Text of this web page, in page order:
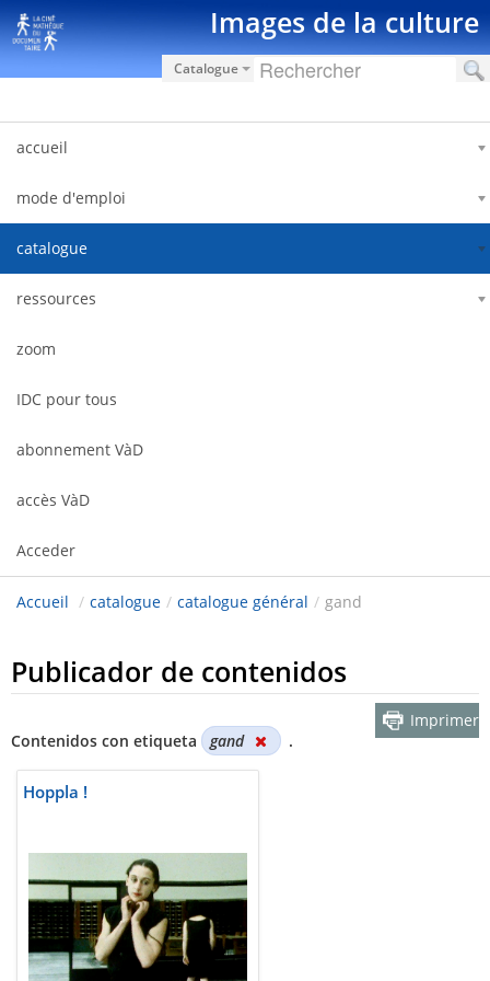
Saltar al contenido Images de la culture
Catalogue
accueil
mode d'emploi
catalogue
ressources
zoom
IDC pour tous
abonnement VàD
accès VàD
Acceder
Accueil / catalogue / catalogue général / gand
Publicador de contenidos
Contenidos con etiqueta gand .
Imprimer
Hoppla !